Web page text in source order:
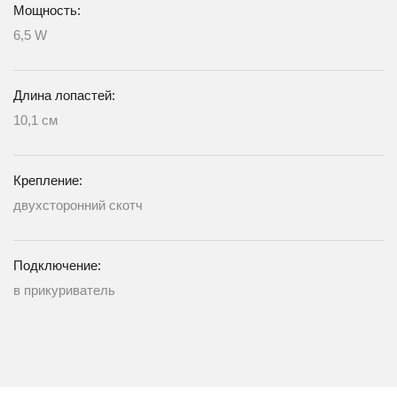
Мощность:
6,5 W
Длина лопастей:
10,1 см
Крепление:
двухсторонний скотч
Подключение:
в прикуриватель